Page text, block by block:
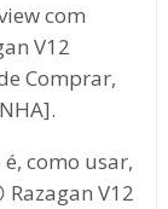
com
V12
Comprar,
como usar,
Razagan V12